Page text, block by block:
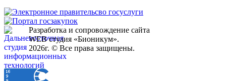
Разработка и сопровождение сайта
WEB студия «Бионикум».
2026г. © Все права защищены.